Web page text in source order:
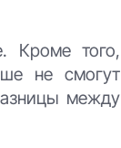
Кроме того,
не смогут
между